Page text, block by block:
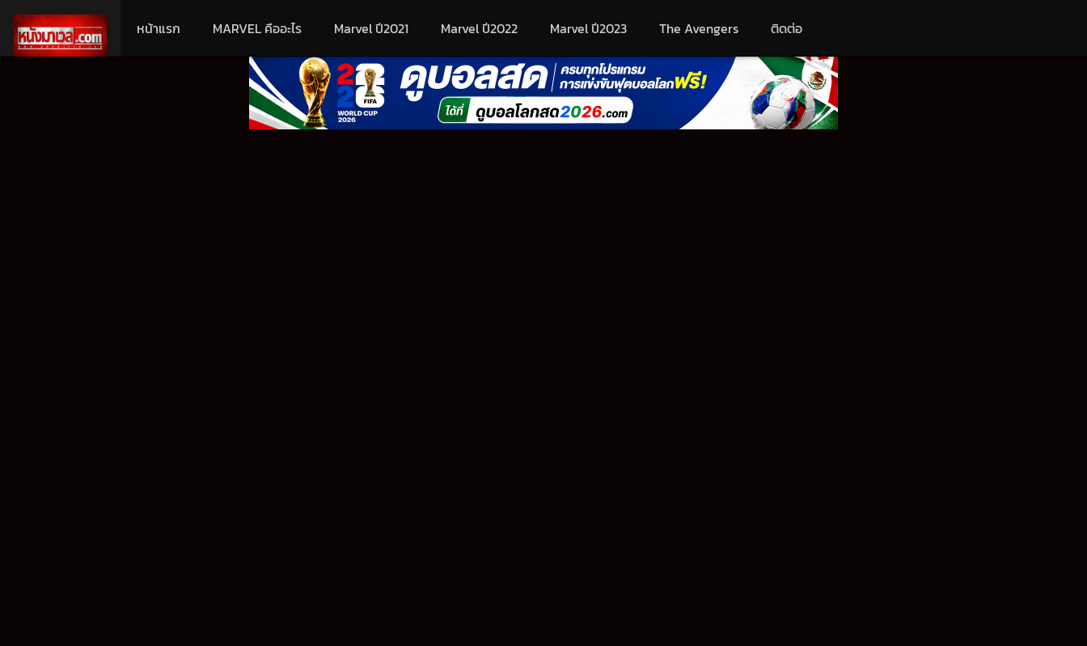
หน้าแรก MARVEL คืออะไร Marvel ปี2021 Marvel ปี2022 Marvel ปี2023 The Avengers ติดต่อ